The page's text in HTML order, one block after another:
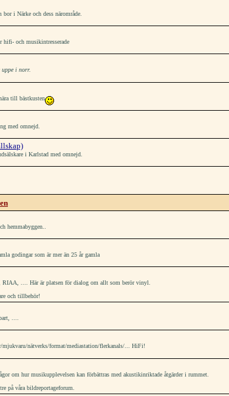
i Närke och dess närområde.
hifi- och musikintresserade
i norr.
till bästkusten
med omnejd.
i Karlstad med omnejd.
hemmabyggen..
godingar som är mer än 25 år gamla
RIAA, .... Här är platsen för dialog om allt som berör vinyl.
och tillbehör!
....
mjukvaru/nätverks/format/mediastation/flerkanals/... HiFi!
om hur musikupplevelsen kan förbättras med akustikinriktade åtgärder i rummet.
på våra bildreportageforum.